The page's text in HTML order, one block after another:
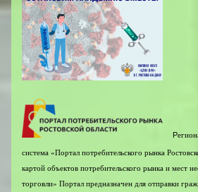
Р
система «Портал потребительского рынка
картой объектов потребительского рынка и мест
торговли» Портал предназначен для отправки